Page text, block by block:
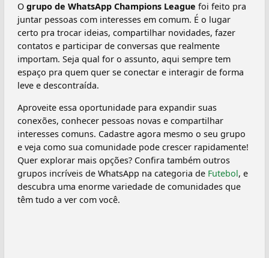
O grupo de WhatsApp Champions League foi feito pra
juntar pessoas com interesses em comum. É o lugar
certo pra trocar ideias, compartilhar novidades, fazer
contatos e participar de conversas que realmente
importam. Seja qual for o assunto, aqui sempre tem
espaço pra quem quer se conectar e interagir de forma
leve e descontraída.
Aproveite essa oportunidade para expandir suas
conexões, conhecer pessoas novas e compartilhar
interesses comuns. Cadastre agora mesmo o seu grupo
e veja como sua comunidade pode crescer rapidamente!
Quer explorar mais opções? Confira também outros
grupos incríveis de WhatsApp na categoria de Futebol, e
descubra uma enorme variedade de comunidades que
têm tudo a ver com você.